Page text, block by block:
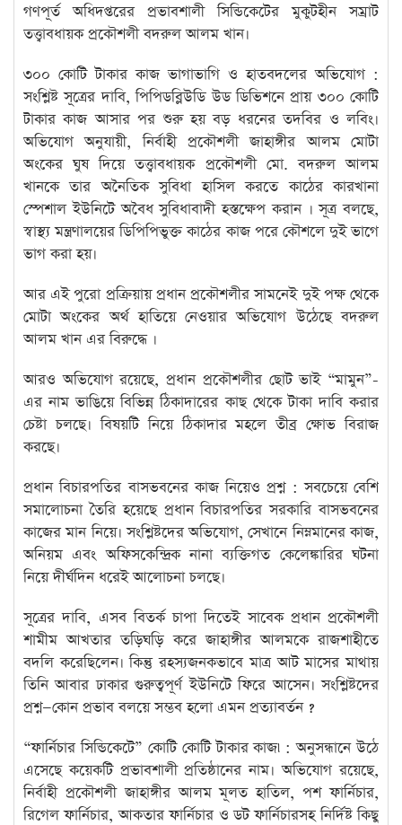
গণপূর্ত অধিদপ্তরের প্রভাবশালী সিন্ডিকেটের মুকুটহীন সম্রাট
তত্ত্বাবধায়ক প্রকৌশলী বদরুল আলম খান।
৩০০ কোটি টাকার কাজ ভাগাভাগি ও হাতবদলের অভিযোগ :
সংশ্লিষ্ট সূত্রের দাবি, পিপিডব্লিউডি উড ডিভিশনে প্রায় ৩০০ কোটি
টাকার কাজ আসার পর শুরু হয় বড় ধরনের তদবির ও লবিং।
অভিযোগ অনুযায়ী, নির্বাহী প্রকৌশলী জাহাঙ্গীর আলম মোটা
অংকের ঘুষ দিয়ে তত্ত্বাবধায়ক প্রকৌশলী মো. বদরুল আলম
খানকে তার অনৈতিক সুবিধা হাসিল করতে কাঠের কারখানা
স্পেশাল ইউনিটে অবৈধ সুবিধাবাদী হস্তক্ষেপ করান । সূত্র বলছে,
স্বাস্থ্য মন্ত্রণালয়ের ডিপিপিভুক্ত কাঠের কাজ পরে কৌশলে দুই ভাগে
ভাগ করা হয়।
আর এই পুরো প্রক্রিয়ায় প্রধান প্রকৌশলীর সামনেই দুই পক্ষ থেকে
মোটা অংকের অর্থ হাতিয়ে নেওয়ার অভিযোগ উঠেছে বদরুল
আলম খান এর বিরুদ্ধে ।
আরও অভিযোগ রয়েছে, প্রধান প্রকৌশলীর ছোট ভাই “মামুন”-
এর নাম ভাঙিয়ে বিভিন্ন ঠিকাদারের কাছ থেকে টাকা দাবি করার
চেষ্টা চলছে। বিষয়টি নিয়ে ঠিকাদার মহলে তীব্র ক্ষোভ বিরাজ
করছে।
প্রধান বিচারপতির বাসভবনের কাজ নিয়েও প্রশ্ন : সবচেয়ে বেশি
সমালোচনা তৈরি হয়েছে প্রধান বিচারপতির সরকারি বাসভবনের
কাজের মান নিয়ে। সংশ্লিষ্টদের অভিযোগ, সেখানে নিম্নমানের কাজ,
অনিয়ম এবং অফিসকেন্দ্রিক নানা ব্যক্তিগত কেলেঙ্কারির ঘটনা
নিয়ে দীর্ঘদিন ধরেই আলোচনা চলছে।
সূত্রের দাবি, এসব বিতর্ক চাপা দিতেই সাবেক প্রধান প্রকৌশলী
শামীম আখতার তড়িঘড়ি করে জাহাঙ্গীর আলমকে রাজশাহীতে
বদলি করেছিলেন। কিন্তু রহস্যজনকভাবে মাত্র আট মাসের মাথায়
তিনি আবার ঢাকার গুরুত্বপূর্ণ ইউনিটে ফিরে আসেন। সংশ্লিষ্টদের
প্রশ্ন—কোন প্রভাব বলয়ে সম্ভব হলো এমন প্রত্যাবর্তন ?
“ফার্নিচার সিন্ডিকেটে” কোটি কোটি টাকার কাজ৷ : অনুসন্ধানে উঠে
এসেছে কয়েকটি প্রভাবশালী প্রতিষ্ঠানের নাম। অভিযোগ রয়েছে,
নির্বাহী প্রকৌশলী জাহাঙ্গীর আলম মূলত হাতিল, পশ ফার্নিচার,
রিগেল ফার্নিচার, আকতার ফার্নিচার ও ডট ফার্নিচারসহ নির্দিষ্ট কিছু